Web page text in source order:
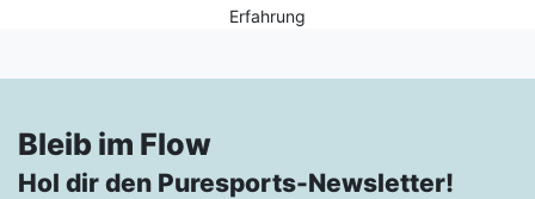
Erfahrung
Bleib im Flow
Hol dir den Puresports-Newsletter!